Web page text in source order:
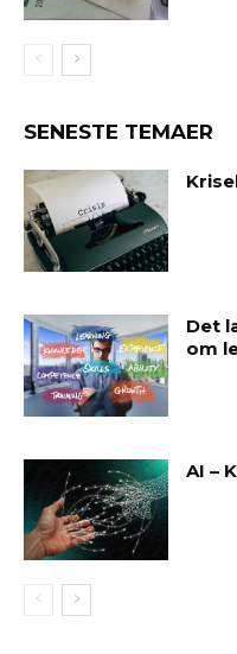
SENESTE TEMAER
Det
om
AI –